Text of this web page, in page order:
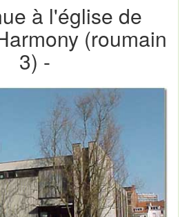
à l'église de
(roumain
3) -